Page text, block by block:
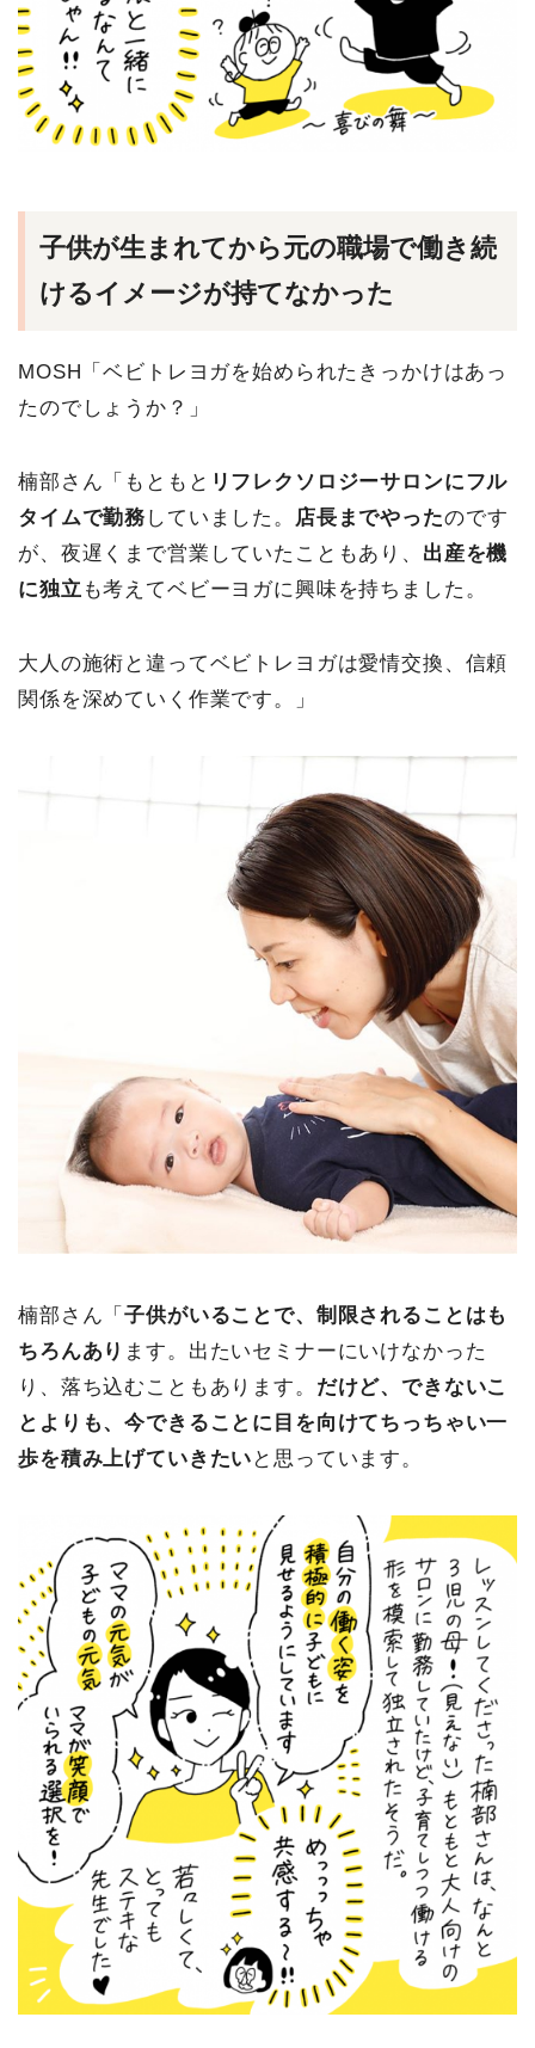
子供が生まれてから元の職場で働き続
けるイメージが持てなかった
MOSH「ベビトレヨガを始められたきっかけはあっ
たのでしょうか？」
楠部さん「もともと リフレクソロジーサロンにフル
タイムで勤務 していました。 店長までやったのです
が、夜遅くまで営業していたこともあり、 出産を機
に独立 も考えてベビーヨガに興味を持ちました。
大人の施術と違ってベビトレヨガは愛情交換、信頼
関係を深めていく作業です。」
楠部さん「子供がいることで、制限されることはも
ちろんあり ます。出たいセミナーにいけなかった
り、落ち込むこともあります。 だけど、できないこ
とよりも、今できることに目を向けてちっちゃい一
歩を積み上げていきたい と思っています。